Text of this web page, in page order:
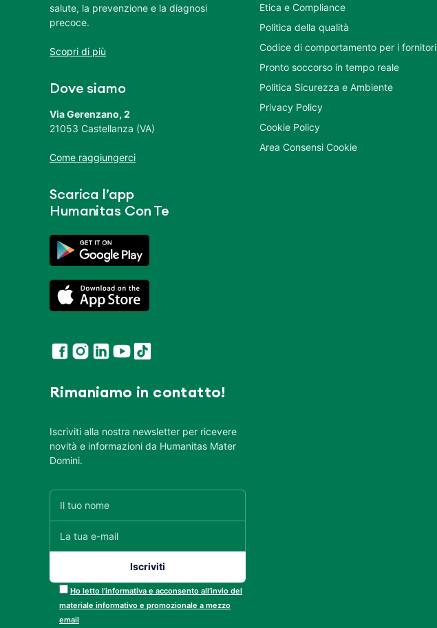
salute, la prevenzione e la diagnosi
precoce.
Scopri di più
Dove siamo
Via Gerenzano, 2
21053 Castellanza (VA)
Come raggiungerci
Scarica l’app
Humanitas Con Te
Rimaniamo in contatto!
Iscriviti alla nostra newsletter per ricevere
novità e informazioni da Humanitas Mater
Domini.
Ho letto l’informativa e acconsento all’invio del
materiale informativo e promozionale a mezzo
email
Etica e Compliance
Politica della qualità
Codice di comportamento per i fornitori
Pronto soccorso in tempo reale
Politica Sicurezza e Ambiente
Privacy Policy
Cookie Policy
Area Consensi Cookie